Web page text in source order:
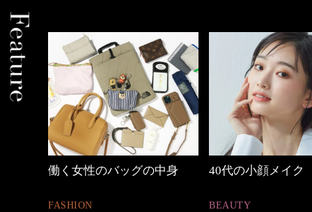
働く女性のバッグの中身
FASHION
40代の小顔メイク
BEAUTY